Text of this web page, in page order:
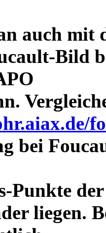
auch mit
Bild
bei
Punkte
liegen.